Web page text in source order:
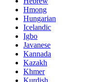
Hmong
Hungarian
Icelandic
Igbo
Javanese
Kannada
Kazakh
Khmer